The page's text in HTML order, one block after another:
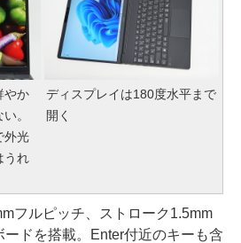
やか
。
外光
うれ
ディスプレイは180度水平まで
開く
フルピッチ、ストローク1.5mm
ドを搭載。Enter付近のキーも含